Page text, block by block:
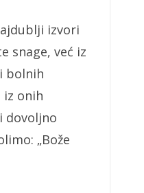
izvori
snage, već iz
bolnih
iz onih
dovoljno
„Bože